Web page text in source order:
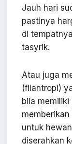
Jauh hari
pastinya
di
tasyrik.
Atau juga
(filantropi)
bila
untuk
diserahkan